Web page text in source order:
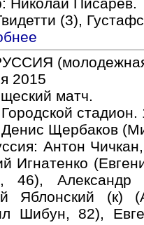
(3),
2015
матч.
стадион.
Щербаков
Антон
Игнатенко
46), Александр
Яблонский (к)
Шибун, 82),